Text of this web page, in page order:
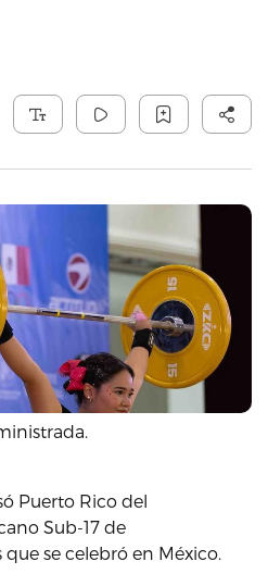
Puerto Rico del
Sub-17 de
se celebró en México.